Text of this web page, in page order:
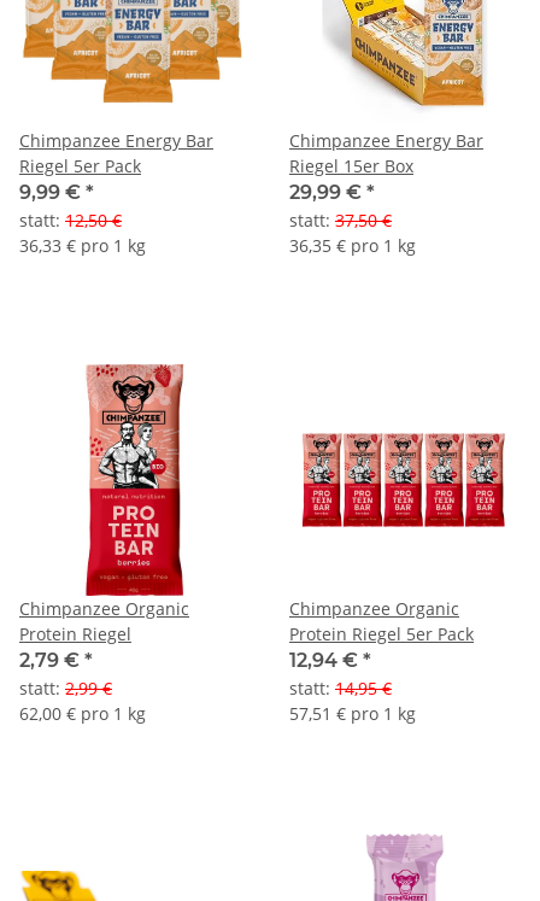
Chimpanzee Energy Bar
Riegel 5er Pack
9,99 € *
statt: 12,50 €
36,33 € pro 1 kg
Chimpanzee Energy Bar
Riegel 15er Box
29,99 € *
statt: 37,50 €
36,35 € pro 1 kg
Chimpanzee Organic
Protein Riegel
2,79 € *
statt: 2,99 €
62,00 € pro 1 kg
Chimpanzee Organic
Protein Riegel 5er Pack
12,94 € *
statt: 14,95 €
57,51 € pro 1 kg